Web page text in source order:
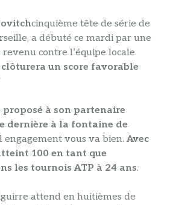
cinquième tête de série de
a débuté ce mardi par une
contre l’équipe locale
un score favorable
proposé à son partenaire
dernière à la fontaine de
vous va bien. Avec
100 en tant que
les tournois ATP à 24 ans.
attend en huitièmes de